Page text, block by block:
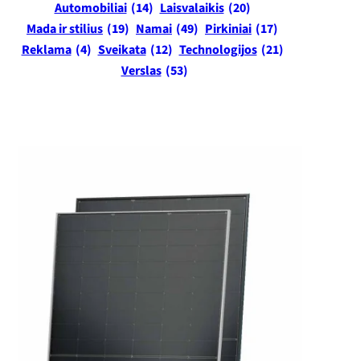
Automobiliai (14) Laisvalaikis (20)
Mada ir stilius (19) Namai (49) Pirkiniai (17)
Reklama (4) Sveikata (12) Technologijos (21)
Verslas (53)